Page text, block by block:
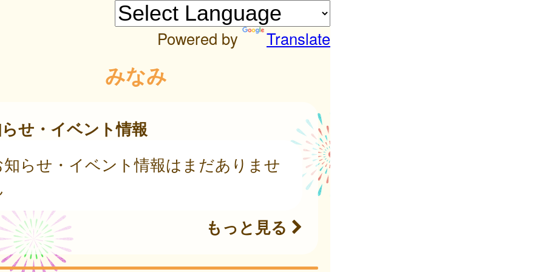
Powered by Translate
みなみ
せ・イベント情報
らせ・イベント情報はまだありませ
もっと見る